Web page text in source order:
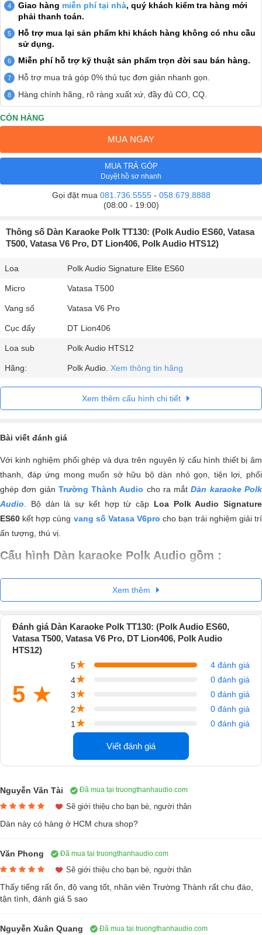
Giao hàng miễn phí tại nhà, quý khách kiểm tra hàng mới
phải thanh toán.
Hỗ trợ mua lại sản phẩm khi khách hàng không có nhu cầu
sử dụng.
Miễn phí hỗ trợ kỹ thuật sản phẩm trọn đời sau bán hàng.
Hỗ trợ mua trả góp 0% thủ tục đơn giản nhanh gọn.
Hàng chính hãng, rõ ràng xuất xứ, đầy đủ CO, CQ.
CÒN HÀNG
MUA NGAY
MUA TRẢ GÓP
Duyệt hồ sơ nhanh
Gọi đặt mua 081.736.5555- 058.679.8888
(08:00 - 19:00)
Thông số Dàn Karaoke Polk TT130: (Polk Audio ES60, Vatasa
T500, Vatasa V6 Pro, DT Lion406, Polk Audio HTS12)
Loa Polk Audio Signature Elite ES60
Micro Vatasa T500
Vang số Vatasa V6 Pro
Cục đẩy DT Lion406
Loa sub Polk Audio HTS12
Hãng: Polk Audio. Xem thông tin hãng
Xem thêm cấu hình chi tiết
Bài viết đánh giá
Với kinh nghiệm phối ghép và dựa trên nguyên lý cấu hình thiết bị âm
thanh, đáp ứng mong muốn sở hữu bộ dàn nhỏ gọn, tiện lợi, phối
ghép đơn giản Trường Thành Audio cho ra mắtDàn karaoke Polk
Audio. Bộ dàn là sự kết hợp từ cặp Loa Polk Audio Signature
ES60 kết hợp cùng vang số Vatasa V6pro cho bạn trải nghiệm giải trí
ấn tượng, thú vị.
Cấu hình Dàn karaoke Polk Audio gồm :
1.Loa Polk Audio Signature Elite ES60
Loa Polk Audio Signature Elite ES60 là một sản phẩm nổi bật của hãng
loa Polkaudio sử dụng công nghệ hiện đại mang đến chất lượng âm
thanh trong trẻo, nhẹ nhàng. Với loa Polk Audio Signature Elite ES60,
bạn sẽ thưởng thức phim ảnh, âm nhạc và chơi game với độ phân giải
cao, âm thanh tràn ngập căn phòng với âm trầm nhẹ nhàng đáp ứng
mọi nhu cầu giải trí khắt khe nhất.
Xem thêm
Đánh giá Dàn Karaoke Polk TT130: (Polk Audio ES60,
Vatasa T500, Vatasa V6 Pro, DT Lion406, Polk Audio
HTS12)
5 ★
5★
4 đánh giá
4★
0 đánh giá
3★
0 đánh giá
2★
0 đánh giá
1★ 0 đánh giá
Viết đánh giá
Nguyễn Văn Tài Đã mua tại truongthanhaudio.com
Sẽ giới thiệu cho bạn bè, người thân
Dàn này có hàng ở HCM chưa shop?
Văn Phong Đã mua tại truongthanhaudio.com
Sẽ giới thiệu cho bạn bè, người thân
Thấy tiếng rất ổn, độ vang tốt, nhân viên Trường Thành rất chu đáo,
tận tình, đánh giá 5 sao
Nguyễn Xuân Quang Đã mua tại truongthanhaudio.com